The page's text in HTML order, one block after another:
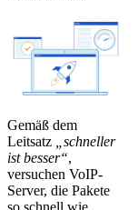
Gemäß dem
Leitsatz
„schneller
ist besser“,
versuchen VoIP-
Server, die Pakete